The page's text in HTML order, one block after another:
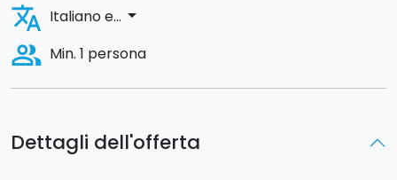
Dettagli dell'offerta
translate Italiano e... arrow_drop_down
people_alt Min. 1 persona